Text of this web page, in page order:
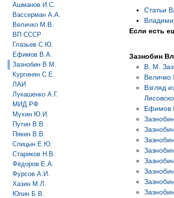
Ашманов И.С.
Вассерман А.А.
Величко М.В.
ВП СССР
Глазьев С.Ю.
Ефимов В.А.
Зазнобин В.М.
Кургинян С.Е.
ЛАИ
Лукашенко А.Г.
МИД РФ
Мухин Ю.И.
Путин В.В.
Пякин В.В.
Спицын Е.Ю.
Стариков Н.В.
Фёдоров Е.А.
Фурсов А.И.
Хазин М.Л.
Юлин Б.В.
Статьи
Если есть
Зазнобин
В. М.
Взгляд
Ефимов